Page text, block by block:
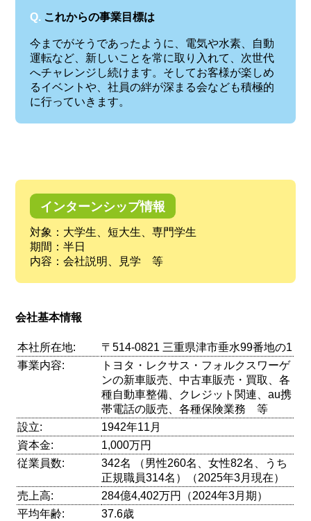
Q. これからの事業目標は
今までがそうであったように、電気や水素、自動
運転など、新しいことを常に取り入れて、次世代
へチャレンジし続けます。そしてお客様が楽しめ
るイベントや、社員の絆が深まる会なども積極的
に行っていきます。
インターンシップ情報
対象：大学生、短大生、専門学生
期間：半日
内容：会社説明、見学 等
会社基本情報
本社所在地:
〒514-0821 三重県津市垂水99番地の1
事業内容:
トヨタ・レクサス・フォルクスワーゲ
ンの新車販売、中古車販売・買取、各
種自動車整備、クレジット関連、au携
帯電話の販売、各種保険業務 等
設立:
1942年11月
資本金:
1,000万円
従業員数:
342名 （男性260名、女性82名、うち
正規職員314名）（2025年3月現在）
売上高:
284億4,402万円（2024年3月期）
平均年齢:
37.6歳